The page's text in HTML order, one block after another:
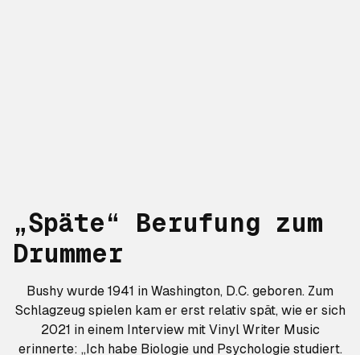
„Späte“ Berufung zum
Drummer
Bushy wurde 1941 in Washington, D.C. geboren. Zum
Schlagzeug spielen kam er erst relativ spät, wie er sich
2021 in einem Interview mit Vinyl Writer Music
erinnerte: „Ich habe Biologie und Psychologie studiert.